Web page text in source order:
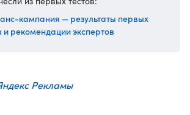
кампания — результаты первых
и рекомендации экспертов
Рекламы